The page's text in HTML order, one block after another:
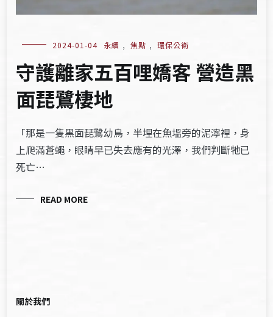
2024-01-04 永續 , 焦點 , 環保公衛
守護離家五百哩嬌客 營造黑
面琵鷺棲地
「那是一隻黑面琵鷺幼鳥，半埋在魚塭旁的泥濘裡，身
上爬滿蒼蠅，眼睛早已失去應有的光澤，我們判斷牠已
死亡…
READ MORE
關於我們